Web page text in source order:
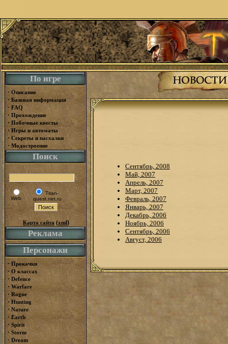
По игре
· Описание
· Базовая информация
· FAQ
· Прохождение
· Побочные квесты
· Игры и автоматы
· Секреты и пасхалки
· Модостроение
Поиск
Web
Titan-
quest.net.ru
Карта сайта (xml)
Реклама
Персонажи
·Прокачки
·О классах
·Defence
· Warfare
·Rogue
· Hunting
·Nature
·Earth
·Spirit
· Storm
·Dream
Сентябрь, 2008
Май, 2007
Апрель, 2007
Март, 2007
Февраль, 2007
Январь, 2007
Декабрь, 2006
Ноябрь, 2006
Сентябрь, 2006
Август, 2006